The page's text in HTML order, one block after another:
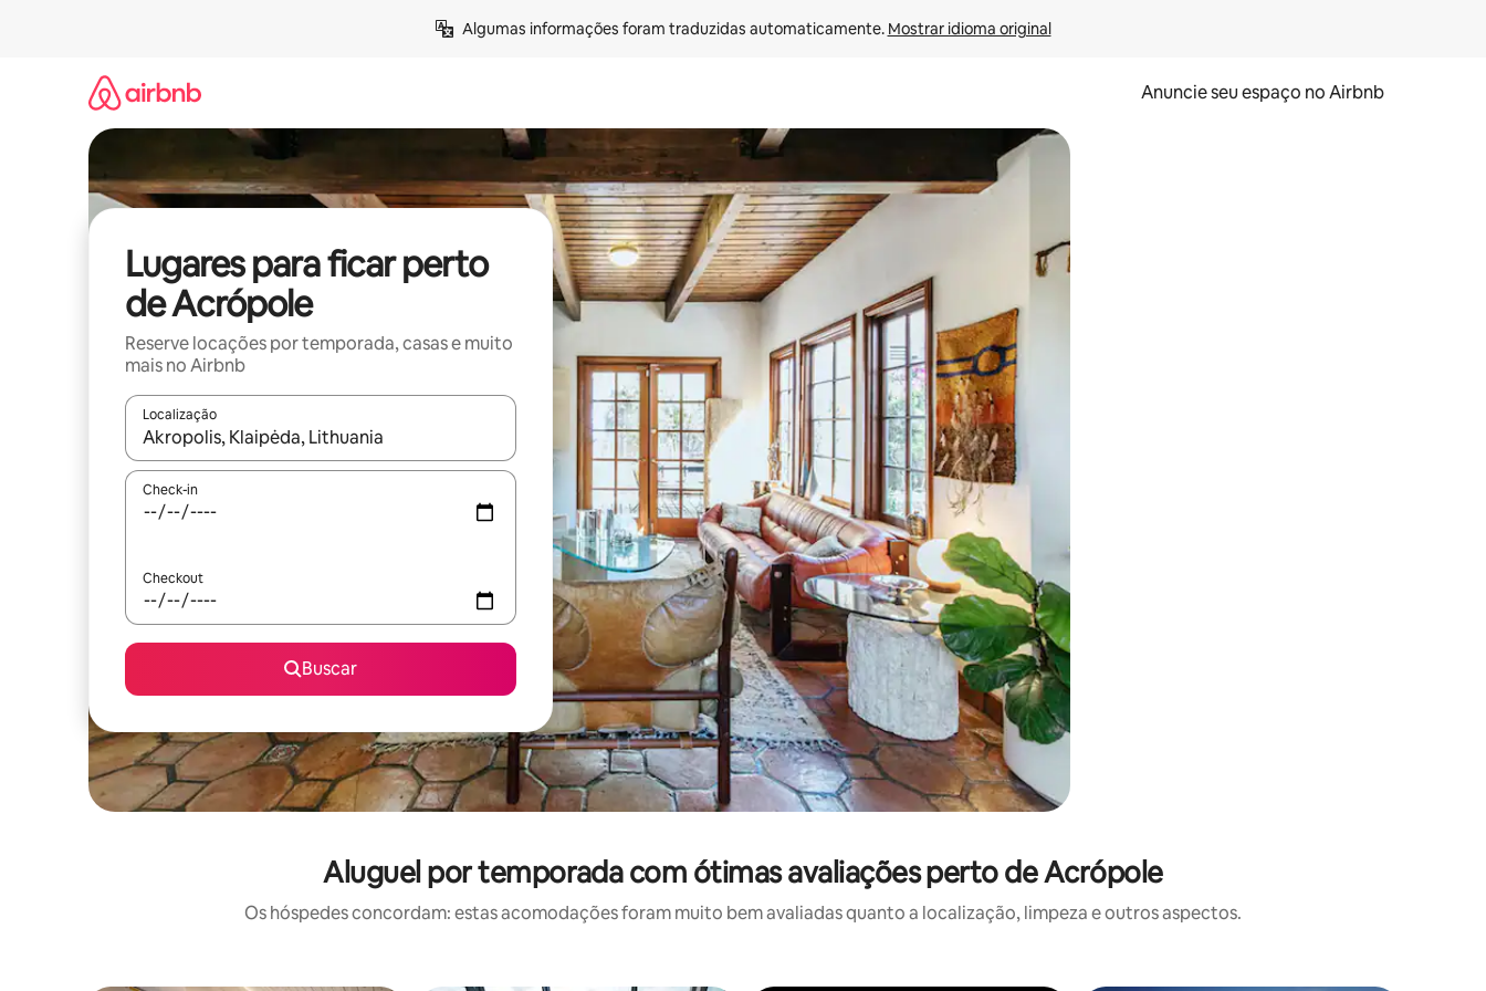
Algumas informações foram traduzidas automaticamente. Mostrar idioma original
Anuncie seu espaço no Airbnb
Lugares para ficar perto
de Acrópole
Reserve locações por temporada, casas e muito
mais no Airbnb
Localização
Quando os resultados estiverem disponíveis, explore-os usando as seta para cima e para baixo do teclado ou tocando e deslizando o dedo na tela.
Check-in
Checkout
Buscar
Aluguel por temporada com ótimas avaliações perto de Acrópole
Os hóspedes concordam: estas acomodações foram muito bem avaliadas quanto a localização, limpeza e outros aspectos.